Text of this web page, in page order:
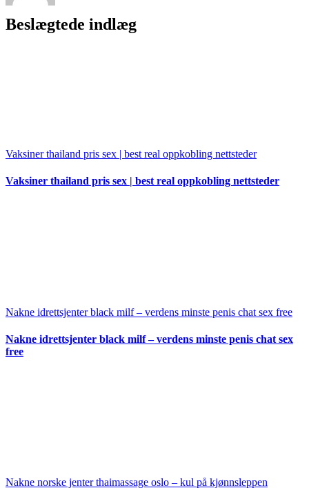
Beslægtede indlæg
Vaksiner thailand pris sex | best real oppkobling nettsteder
Vaksiner thailand pris sex | best real oppkobling nettsteder
Nakne idrettsjenter black milf – verdens minste penis chat sex free
Nakne idrettsjenter black milf – verdens minste penis chat sex
free
Nakne norske jenter thaimassage oslo – kul på kjønnsleppen